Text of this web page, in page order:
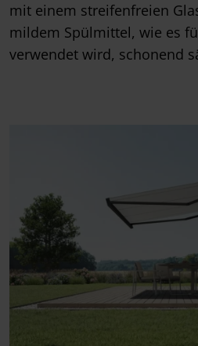
mit einem streifenfreien
mildem Spülmittel, wie es
verwendet wird, schonend